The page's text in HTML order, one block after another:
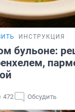
ИНСТРУКЦИЯ
бульоне:
472 Обсудить